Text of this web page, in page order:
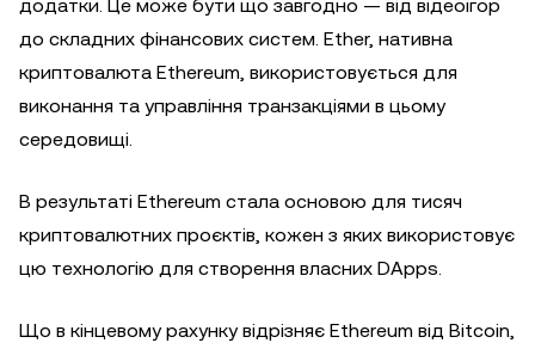
додатки. Це може бути що завгодно — від відеоігор
до складних фінансових систем. Ether, нативна
криптовалюта Ethereum, використовується для
виконання та управління транзакціями в цьому
середовищі.
В результаті Ethereum стала основою для тисяч
криптовалютних проєктів, кожен з яких використовує
цю технологію для створення власних DApps.
Що в кінцевому рахунку відрізняє Ethereum від Bitcoin,